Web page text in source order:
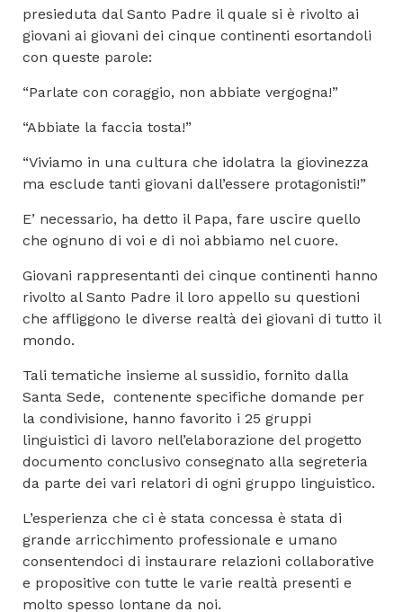
presieduta dal Santo Padre il quale si è rivolto ai
giovani ai giovani dei cinque continenti esortandoli
con queste parole:
“Parlate con coraggio, non abbiate vergogna!”
“Abbiate la faccia tosta!”
“Viviamo in una cultura che idolatra la giovinezza
ma esclude tanti giovani dall’essere protagonisti!”
E’ necessario, ha detto il Papa, fare uscire quello
che ognuno di voi e di noi abbiamo nel cuore.
Giovani rappresentanti dei cinque continenti hanno
rivolto al Santo Padre il loro appello su questioni
che affliggono le diverse realtà dei giovani di tutto il
mondo.
Tali tematiche insieme al sussidio, fornito dalla
Santa Sede, contenente specifiche domande per
la condivisione, hanno favorito i 25 gruppi
linguistici di lavoro nell’elaborazione del progetto
documento conclusivo consegnato alla segreteria
da parte dei vari relatori di ogni gruppo linguistico.
L’esperienza che ci è stata concessa è stata di
grande arricchimento professionale e umano
consentendoci di instaurare relazioni collaborative
e propositive con tutte le varie realtà presenti e
molto spesso lontane da noi.